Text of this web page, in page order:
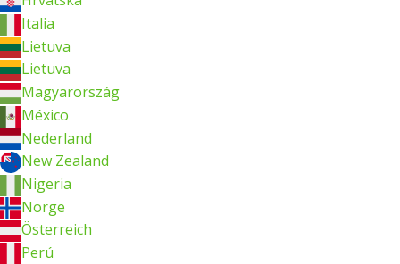
Italia
Lietuva
Lietuva
Magyarország
México
Nederland
New Zealand
Nigeria
Norge
Österreich
Perú